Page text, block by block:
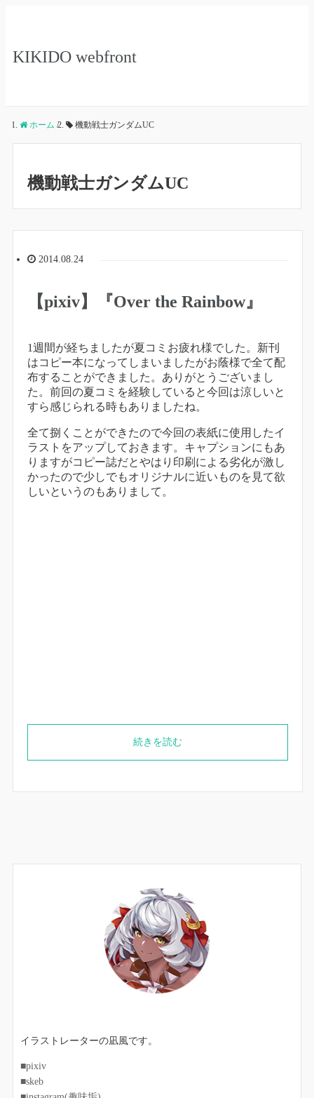
KIKIDO webfront
ホーム / 機動戦士ガンダムUC
機動戦士ガンダムUC
2014.08.24
【pixiv】『Over the Rainbow』
1週間が経ちましたが夏コミお疲れ様でした。新刊
はコピー本になってしまいましたがお蔭様で全て配
布することができました。ありがとうございまし
た。前回の夏コミを経験していると今回は涼しいと
すら感じられる時もありましたね。
全て捌くことができたので今回の表紙に使用したイ
ラストをアップしておきます。キャプションにもあ
りますがコピー誌だとやはり印刷による劣化が激し
かったので少しでもオリジナルに近いものを見て欲
しいというのもありまして。
続きを読む
イラストレーターの凪風です。
■pixiv
■skeb